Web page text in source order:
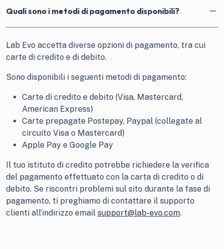
Quali sono i metodi di pagamento disponibili?
Lab Evo accetta diverse opzioni di pagamento, tra cui
carte di credito e di debito.
Sono disponibili i seguenti metodi di pagamento:
Carte di credito e debito (Visa, Mastercard,
American Express)
Carte prepagate Postepay, Paypal (collegate al
circuito Visa o Mastercard)
Apple Pay e Google Pay
Il tuo istituto di credito potrebbe richiedere la verifica
del pagamento effettuato con la carta di credito o di
debito. Se riscontri problemi sul sito durante la fase di
pagamento, ti preghiamo di contattare il supporto
clienti all’indirizzo email support@lab-evo.com.